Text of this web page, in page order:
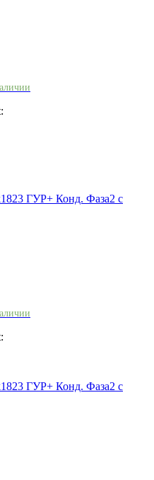
ГУР+ Конд. Фаза2 с
ГУР+ Конд. Фаза2 с